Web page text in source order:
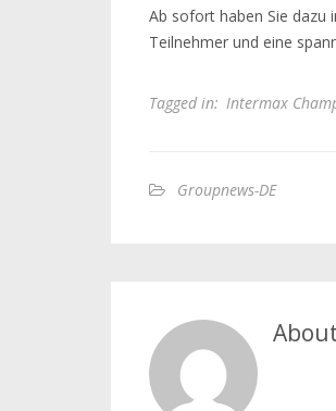
Ab sofort haben Sie dazu
Teilnehmer und eine
Tagged in: Intermax
Groupnews-DE